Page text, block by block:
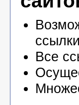
Все